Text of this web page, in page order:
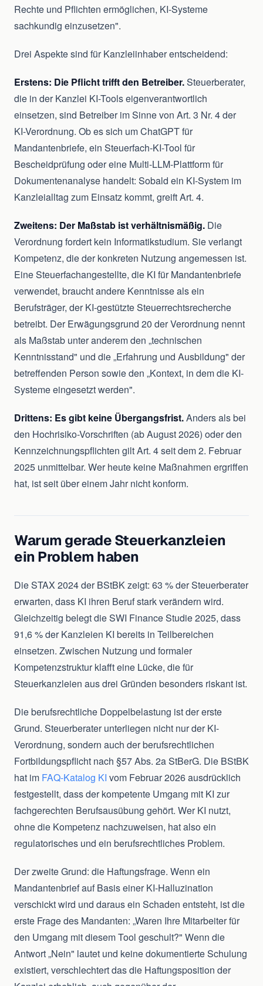
Rechte und Pflichten ermöglichen, KI-Systeme
sachkundig einzusetzen".
Drei Aspekte sind für Kanzleiinhaber entscheidend:
Erstens: Die Pflicht trifft den Betreiber.Steuerberater,
die in der Kanzlei KI-Tools eigenverantwortlich
einsetzen, sind Betreiber im Sinne von Art. 3 Nr. 4 der
KI-Verordnung. Ob es sich um ChatGPT für
Mandantenbriefe, ein Steuerfach-KI-Tool für
Bescheidprüfung oder eine Multi-LLM-Plattform für
Dokumentenanalyse handelt: Sobald ein KI-System im
Kanzleialltag zum Einsatz kommt, greift Art. 4.
Zweitens: Der Maßstab ist verhältnismäßig. Die
Verordnung fordert kein Informatikstudium. Sie verlangt
Kompetenz, die der konkreten Nutzung angemessen ist.
Eine Steuerfachangestellte, die KI für Mandantenbriefe
verwendet, braucht andere Kenntnisse als ein
Berufsträger, der KI-gestützte Steuerrechtsrecherche
betreibt. Der Erwägungsgrund 20 der Verordnung nennt
als Maßstab unter anderem den „technischen
Kenntnisstand" und die „Erfahrung und Ausbildung" der
betreffenden Person sowie den „Kontext, in dem die KI-
Systeme eingesetzt werden".
Drittens: Es gibt keine Übergangsfrist.Anders als bei
den Hochrisiko-Vorschriften (ab August 2026) oder den
Kennzeichnungspflichten gilt Art. 4 seit dem 2. Februar
2025 unmittelbar. Wer heute keine Maßnahmen ergriffen
hat, ist seit über einem Jahr nicht konform.
Warum gerade Steuerkanzleien
ein Problem haben
Die STAX 2024 der BStBK zeigt: 63 % der Steuerberater
erwarten, dass KI ihren Beruf stark verändern wird.
Gleichzeitig belegt die SWI Finance Studie 2025, dass
91,6 % der Kanzleien KI bereits in Teilbereichen
einsetzen. Zwischen Nutzung und formaler
Kompetenzstruktur klafft eine Lücke, die für
Steuerkanzleien aus drei Gründen besonders riskant ist.
Die berufsrechtliche Doppelbelastung ist der erste
Grund. Steuerberater unterliegen nicht nur der KI-
Verordnung, sondern auch der berufsrechtlichen
Fortbildungspflicht nach §57 Abs. 2a StBerG. Die BStBK
hat im FAQ-Katalog KI vom Februar 2026 ausdrücklich
festgestellt, dass der kompetente Umgang mit KI zur
fachgerechten Berufsausübung gehört. Wer KI nutzt,
ohne die Kompetenz nachzuweisen, hat also ein
regulatorisches und ein berufsrechtliches Problem.
Der zweite Grund: die Haftungsfrage. Wenn ein
Mandantenbrief auf Basis einer KI-Halluzination
verschickt wird und daraus ein Schaden entsteht, ist die
erste Frage des Mandanten: „Waren Ihre Mitarbeiter für
den Umgang mit diesem Tool geschult?" Wenn die
Antwort „Nein" lautet und keine dokumentierte Schulung
existiert, verschlechtert das die Haftungsposition der